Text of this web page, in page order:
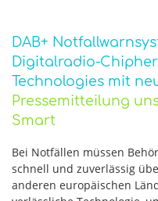
DAB+
Digitalradio-
Technologies mit
Pressemitteilung
Smart
Bei Notfällen müssen
schnell und zuverlässig
anderen europäischen